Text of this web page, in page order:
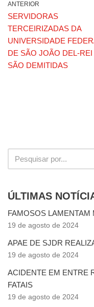
ANTERIOR
SERVIDORAS
TERCEIRIZADAS DA
UNIVERSIDADE
DE SÃO JOÃO DEL-REI
SÃO DEMITIDAS
ÚLTIMAS
FAMOSOS LAMENTAM
19 de agosto de 2024
APAE DE SJDR
19 de agosto de 2024
ACIDENTE EM ENTRE
FATAIS
19 de agosto de 2024